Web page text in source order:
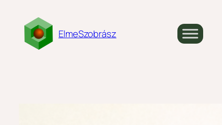
tartalomhoz ElmeSzobrász